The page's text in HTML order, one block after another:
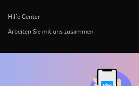
Hilfe Center
Arbeiten Sie mit uns zusammen